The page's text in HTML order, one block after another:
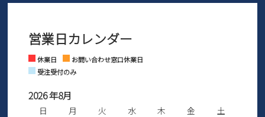
さい。
※土日祝はお問い合わせ窓口休業日となります。
Facebook Instagram
営業日カレンダー
休業日
お問い合わせ窓口休業日
受注受付のみ
2026 年8月
日 月 火 水 木 金
土